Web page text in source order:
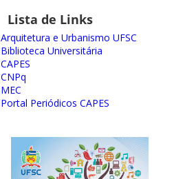
Lista de Links
Arquitetura e Urbanismo UFSC
Biblioteca Universitária
CAPES
CNPq
MEC
Portal Periódicos CAPES